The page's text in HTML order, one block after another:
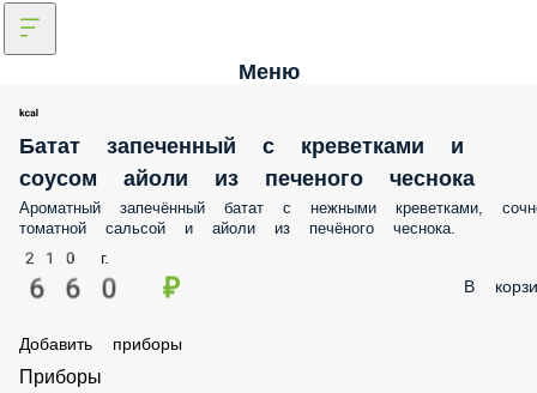
Меню
Батат запеченный с креветками и
соусом айоли из печеного чеснока
Ароматный запечённый батат с нежными креветками,
сочной томатной сальсой и айоли из печёного
210 г.
660 ₽ В
Добавить приборы
Приборы